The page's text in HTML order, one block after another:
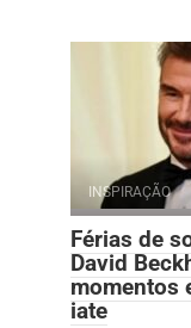
INSPIRAÇÃO
Férias de
David
momentos
iate